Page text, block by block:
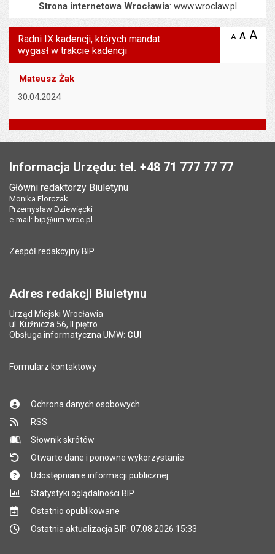
Strona internetowa Wrocławia: www.wroclaw.pl
Wyświetlono artykuł "Radni IX kadencji, których mandat wygasł w
Radni IX kadencji, których mandat
wygasł w trakcie kadencji
A zmniejsz
A A
Mateusz Żak
30.04.2024
Informacja Urzędu: tel. +48 71 777 77 77
Główni redaktorzy Biuletynu
Monika Florczak
Przemysław Dziewięcki
e-mail: bip@um.wroc.pl
Zespół redakcyjny BIP
Adres redakcji Biuletynu
Urząd Miejski Wrocławia
ul. Kuźnicza 56, II piętro
Obsługa informatyczna UMW: CUI
Formularz kontaktowy
Ochrona danych osobowych
RSS
Słownik skrótów
Otwarte dane i ponowne wykorzystanie
Udostępnianie informacji publicznej
Statystyki oglądalności BIP
Ostatnio opublikowane
Ostatnia aktualizacja BIP: 07.08.2026 15:33